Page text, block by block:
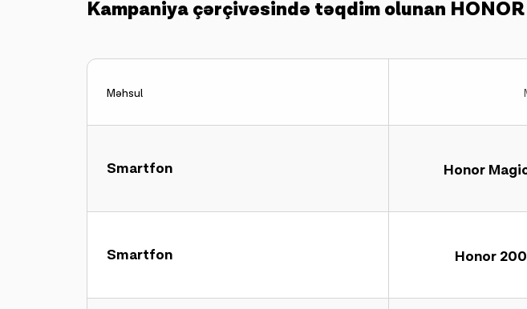
Kampaniya çərçivəsində təqdim olunan
Məhsul
Smartfon Honor
Smartfon Honor